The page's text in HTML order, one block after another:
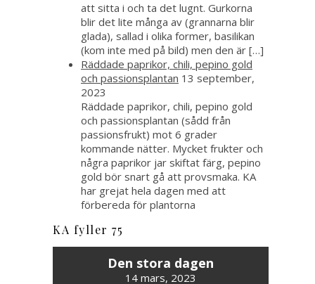
att sitta i och ta det lugnt. Gurkorna
blir det lite många av (grannarna blir
glada), sallad i olika former, basilikan
(kom inte med på bild) men den är […]
Räddade paprikor, chili, pepino gold
och passionsplantan 13 september,
2023
Räddade paprikor, chili, pepino gold
och passionsplantan (sådd från
passionsfrukt) mot 6 grader
kommande nätter. Mycket frukter och
några paprikor jar skiftat färg, pepino
gold bör snart gå att provsmaka. KA
har grejat hela dagen med att
förbereda för plantorna
KA fyller 75
Den stora dagen
14 mars, 2023